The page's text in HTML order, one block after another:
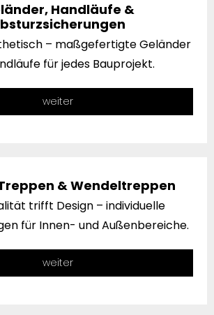
Handläufe &
– maßgefertigte Geländer
für jedes Bauprojekt.
weiter
& Wendeltreppen
trifft Design – individuelle
für Innen- und Außenbereiche.
weiter